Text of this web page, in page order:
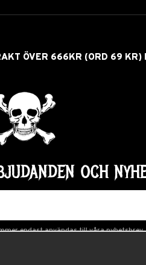
ÖVER 666KR (ORD 69 KR)
OCH
endast användas till våra nyhetsbrev.